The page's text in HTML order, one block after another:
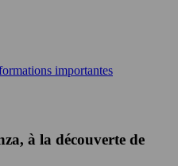
importantes
à la découverte de